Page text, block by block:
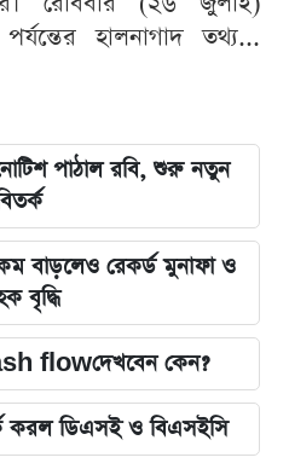
হালনাগাদ তথ্য...
পাঠাল রবি, শুরু নতুন
বাড়লেও রেকর্ড মুনাফা ও
বৃদ্ধি
flowদেখবেন কেন?
করল ডিএসই ও বিএসইসি